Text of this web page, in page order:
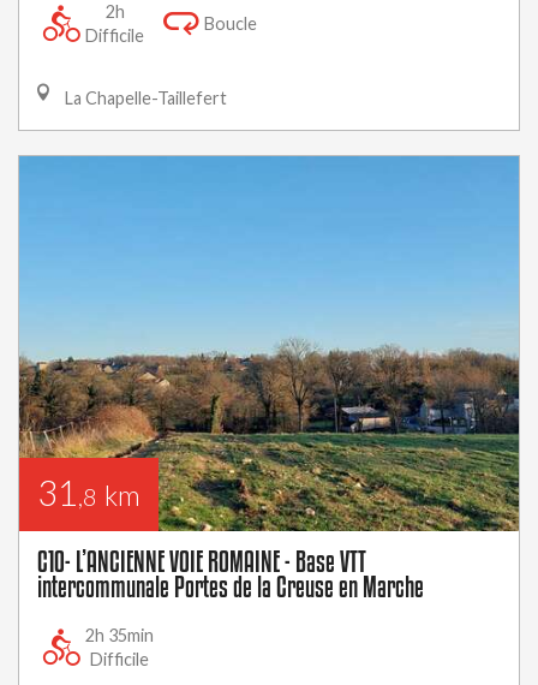
2h
Difficile
Boucle
La Chapelle-Taillefert
31 ,8 km
C10- L’ANCIENNE VOIE ROMAINE - Base VTT
intercommunale Portes de la Creuse en Marche
2h 35min
Difficile